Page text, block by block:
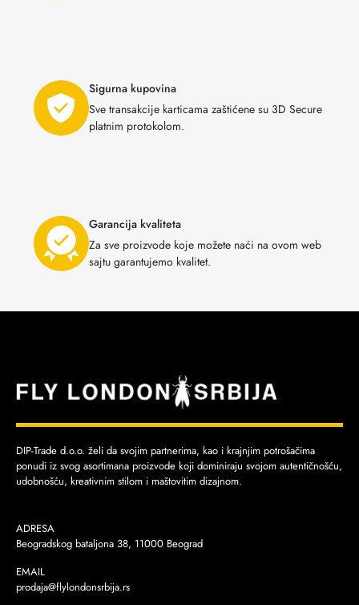
Sigurna kupovina
Sve transakcije karticama zaštićene su 3D Secure
platnim protokolom.
Garancija kvaliteta
Za sve proizvode koje možete naći na ovom web
sajtu garantujemo kvalitet.
DIP-Trade d.o.o. želi da svojim partnerima, kao i krajnjim potrošačima
ponudi iz svog asortimana proizvode koji dominiraju svojom autentičnošću,
udobnošću, kreativnim stilom i maštovitim dizajnom.
ADRESA
Beogradskog bataljona 38, 11000 Beograd
EMAIL
prodaja@flylondonsrbija.rs